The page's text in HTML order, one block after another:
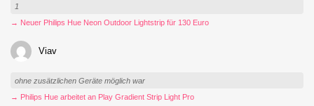
1
→ Neuer Philips Hue Neon Outdoor Lightstrip für 130 Euro
Viav
ohne zusätzlichen Geräte möglich war
→ Philips Hue arbeitet an Play Gradient Strip Light Pro